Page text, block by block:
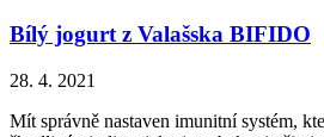
Bílý jogurt z Valašska BIFIDO
28. 4. 2021
Mít správně nastaven imunitní systém,